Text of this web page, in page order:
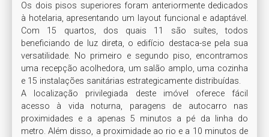
Os dois pisos superiores foram anteriormente dedicados
à hotelaria, apresentando um layout funcional e adaptável.
Com 15 quartos, dos quais 11 são suítes, todos
beneficiando de luz direta, o edifício destaca-se pela sua
versatilidade. No primeiro e segundo piso, encontramos
uma recepção acolhedora, um salão amplo, uma cozinha
e 15 instalações sanitárias estrategicamente distribuídas.
A localização privilegiada deste imóvel oferece fácil
acesso à vida noturna, paragens de autocarro nas
proximidades e a apenas 5 minutos a pé da linha do
metro. Além disso, a proximidade ao rio e a 10 minutos de